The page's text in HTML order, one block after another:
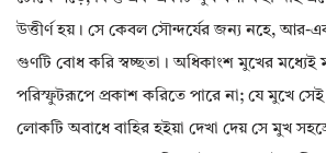
উত্তীর্ণ হয়। সে কেবল সৌন্দর্যের জন্য নহে,
গুণটি বোধ করি স্বচ্ছতা। অধিকাংশ মুখের
পরিস্ফুটরূপে প্রকাশ করিতে পারে না; যে মুখে
লোকটি অবাধে বাহির হইয়া দেখা দেয় সে মুখ